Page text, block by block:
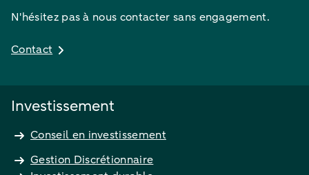
N'hésitez pas à nous contacter sans engagement.
Contact
Investissement
Conseil en investissement
Gestion Discrétionnaire